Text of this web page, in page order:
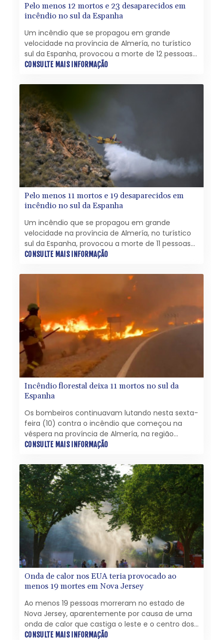
Pelo menos 12 mortos e 23 desaparecidos em
incêndio no sul da Espanha
Um incêndio que se propagou em grande
velocidade na província de Almería, no turístico
sul da Espanha, provocou a morte de 12 pessoas
que tentavam fugir das chamas, enquanto
provisórios divulgados nesta sexta-feira (10).
CONSULTE MAIS INFORMAÇÃO
Pelo menos 11 mortos e 19 desaparecidos em
incêndio no sul da Espanha
Um incêndio que se propagou em grande
velocidade na província de Almería, no turístico
sul da Espanha, provocou a morte de 11 pessoas
que tentavam fugir das chamas, enquanto
provisórios divulgados nesta sexta-feira (10).
CONSULTE MAIS INFORMAÇÃO
Incêndio florestal deixa 11 mortos no sul da
Espanha
Os bombeiros continuavam lutando nesta sexta-
feira (10) contra o incêndio que começou na
véspera na província de Almería, na região
turística do sul da Espanha, e deixou pelo menos
estrangeiros, além de 19 pessoas desaparecidas.
CONSULTE MAIS INFORMAÇÃO
Onda de calor nos EUA teria provocado ao
menos 19 mortes em Nova Jersey
Ao menos 19 pessoas morreram no estado de
Nova Jersey, aparentemente por causa de uma
onda de calor que castiga o leste e o centro dos
Estados Unidos, segundo as autoridades.
CONSULTE MAIS INFORMAÇÃO